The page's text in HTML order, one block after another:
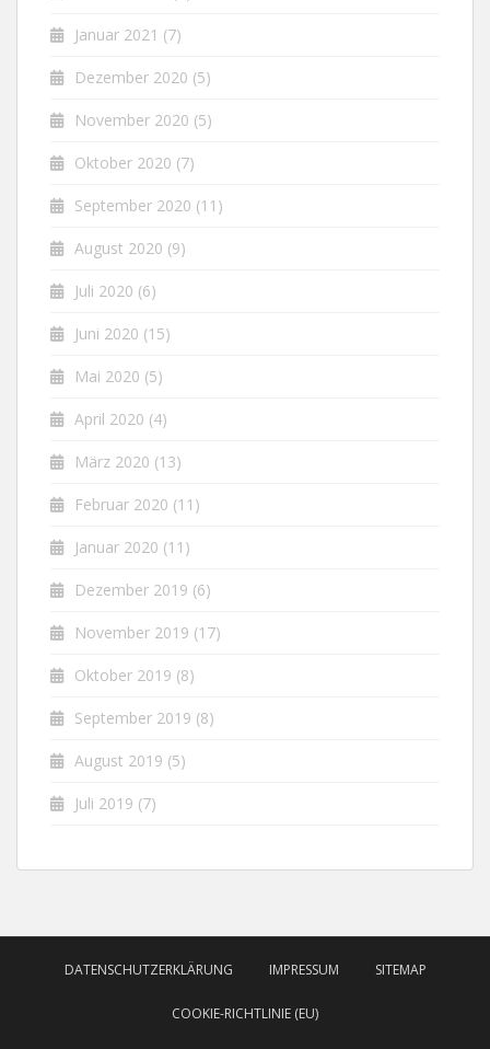
Januar 2021 (7)
Dezember 2020 (5)
November 2020 (5)
Oktober 2020 (7)
September 2020 (11)
August 2020 (9)
Juli 2020 (6)
Juni 2020 (15)
Mai 2020 (5)
April 2020 (4)
März 2020 (13)
Februar 2020 (11)
Januar 2020 (11)
Dezember 2019 (6)
November 2019 (17)
Oktober 2019 (8)
September 2019 (8)
August 2019 (5)
Juli 2019 (7)
DATENSCHUTZERKLÄRUNG IMPRESSUM SITEMAP
COOKIE-RICHTLINIE (EU)